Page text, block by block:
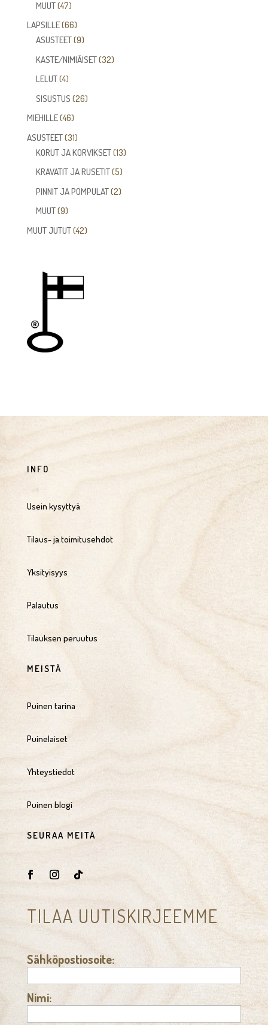
MUUT 4747
tuotetta
LAPSILLE 6666
tuotetta
ASUSTEET 99
tuotetta
KASTE/NIMIÄISET 3232
LELUT 44
tuotetta
SISUSTUS 2626
MIEHILLE 4646
tuotetta
ASUSTEET 3131
tuotetta
KORUT JA KORVIKSET 1313
KRAVATIT JA RUSETIT 55
tuotetta
PINNIT JA POMPULAT 22
MUUT 99
tuotetta
MUUT JUTUT 4242
INFO
Usein kysyttyä
Tilaus- ja toimitusehdot
Yksityisyys
Palautus
Tilauksen peruutus
MEISTÄ
Puinen tarina
Puinelaiset
Yhteystiedot
Puinen blogi
SEURAA MEITÄ
TILAA UUTISKIRJEEMME
Sähköpostiosoite:
Nimi: